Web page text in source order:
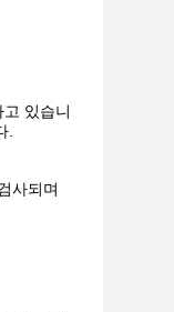
있습니
.
사되며